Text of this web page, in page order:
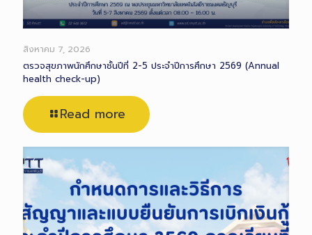
สิงหาคม 7, 2026
ตรวจสุขภาพนักศึกษาชั้นปีที่ 2-5 ประจำปีการศึกษา 2569 (Annual
health check-up)
Read more